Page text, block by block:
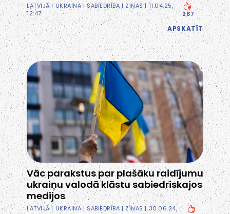
LATVIJĀ|UKRAINA|SABIEDRĪBA|ZIŅAS| 11.04.25,
12:47
287
APSKATĪT
Vāc parakstus par plašāku raidījumu
ukraiņu valodā klāstu sabiedriskajos
medijos
LATVIJĀ| UKRAINA| SABIEDRĪBA|ZIŅAS| 30.06.24,